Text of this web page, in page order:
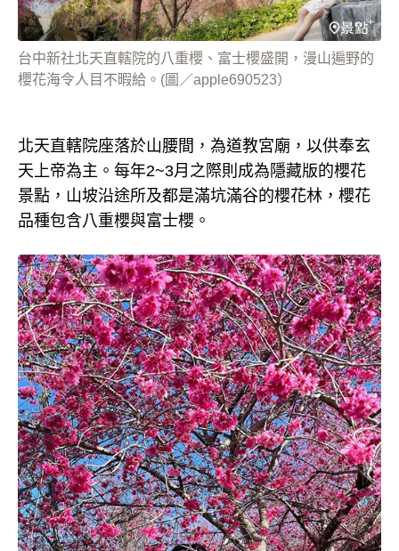
台中新社北天直轄院的八重櫻、富士櫻盛開，漫山遍野的
櫻花海令人目不暇給。(圖／apple690523）
北天直轄院座落於山腰間，為道教宮廟，以供奉玄
天上帝為主。每年2~3月之際則成為隱藏版的櫻花
景點，山坡沿途所及都是滿坑滿谷的櫻花林，櫻花
品種包含八重櫻與富士櫻。